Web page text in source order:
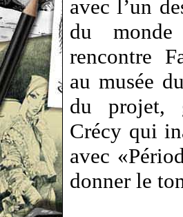
avec l’un
du
rencontre
au musée
du projet,
Crécy qui
avec
donner le